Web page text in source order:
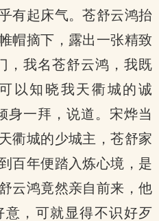
有起床气。苍舒云鸿抬
帽摘下，露出一张精致
，我名苍舒云鸿，我既
以知晓我天衢城的诚
身一拜，说道。宋烨当
衢城的少城主，苍舒家
百年便踏入炼心境，是
云鸿竟然亲自前来，他
，可就显得不识好歹